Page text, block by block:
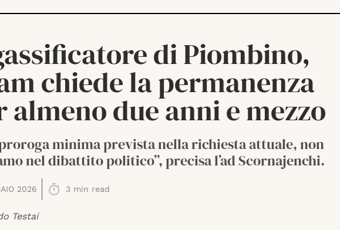
di Piombino,
chiede la permanenza
almeno due anni e mezzo
proroga minima prevista nella richiesta attuale, non
nel dibattito politico”, precisa l’ad Scornajenchi.
2026 3 min read
Testai